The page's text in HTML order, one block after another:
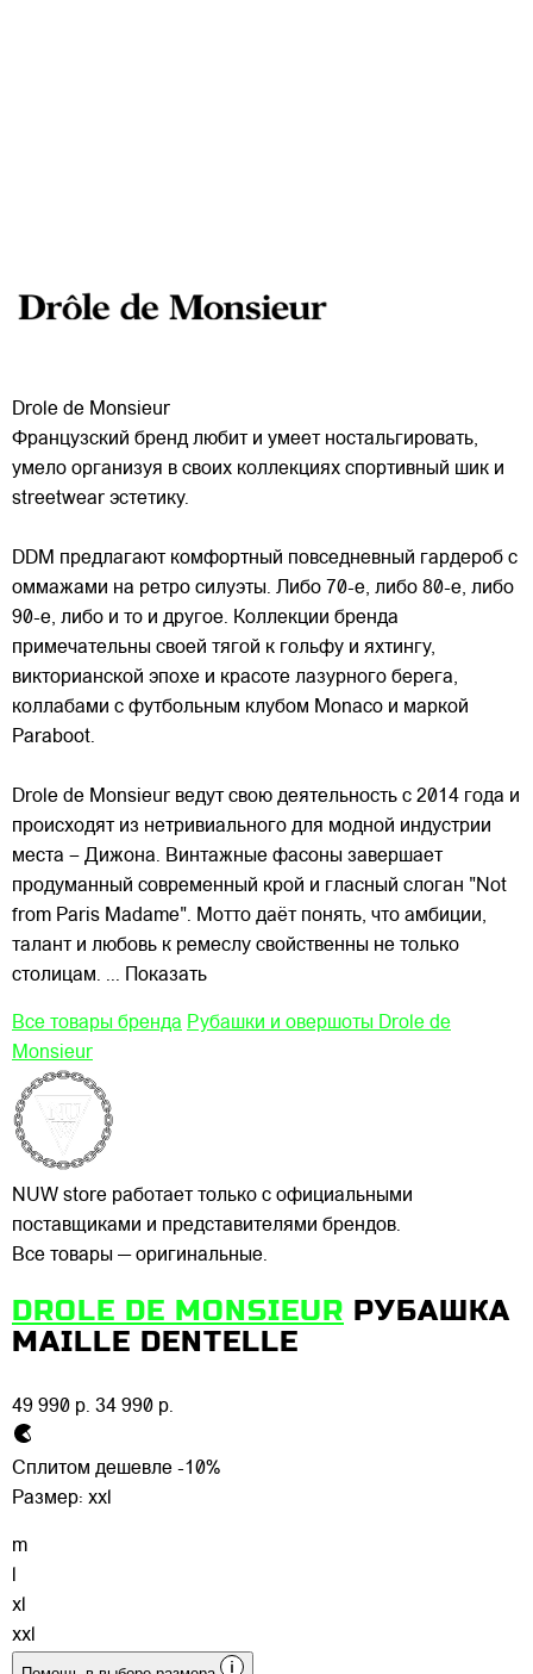
Drole de Monsieur
Французский бренд любит и умеет ностальгировать,
умело организуя в своих коллекциях спортивный шик и
streetwear эстетику.
DDM предлагают комфортный повседневный гардероб с
оммажами на ретро силуэты. Либо 70-е, либо 80-е, либо
90-е, либо и то и другое. Коллекции бренда
примечательны своей тягой к гольфу и яхтингу,
викторианской эпохе и красоте лазурного берега,
коллабами с футбольным клубом Monaco и маркой
Paraboot.
Drole de Monsieur ведут свою деятельность с 2014 года и
происходят из нетривиального для модной индустрии
места – Дижона. Винтажные фасоны завершает
продуманный современный крой и гласный слоган "Not
from Paris Madame". Мотто даёт понять, что амбиции,
талант и любовь к ремеслу свойственны не только
столицам. ... Показать
Все товары бренда Рубашки и овершоты Drole de
Monsieur
NUW store работает только с официальными
поставщиками и представителями брендов.
Все товары — оригинальные.
DROLE DE MONSIEUR РУБАШКА
MAILLE DENTELLE
49 990 р. 34 990 р.
Сплитом дешевле -10%
Размер: xxl
m
l
xl
xxl